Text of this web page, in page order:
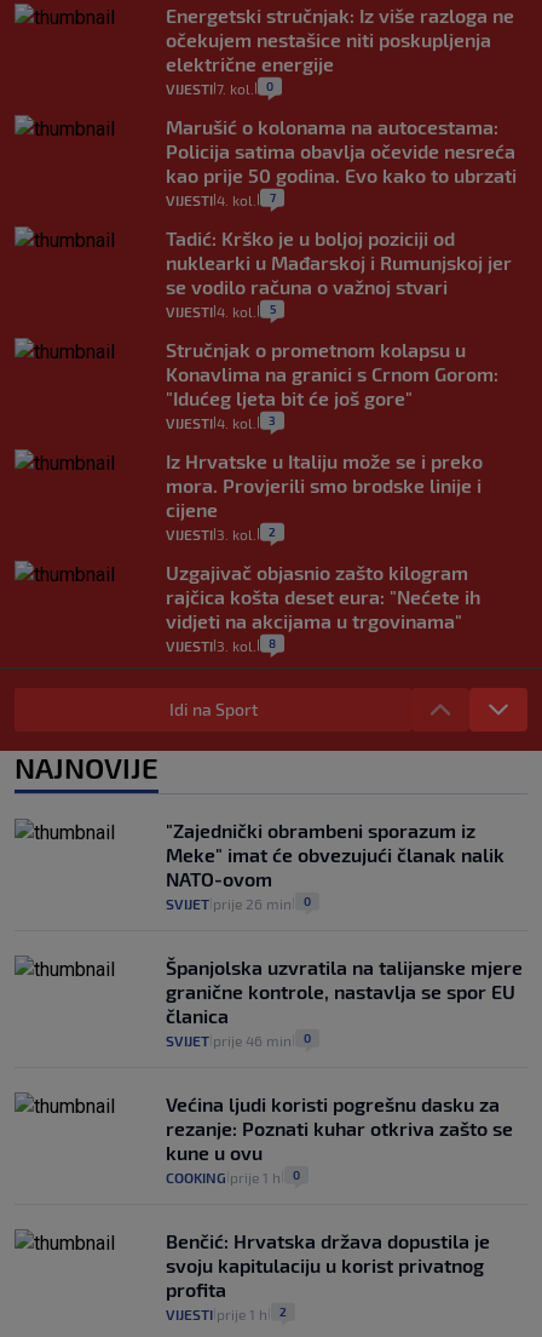
Energetski stručnjak: Iz više razloga ne
očekujem nestašice niti poskupljenja
električne energije
VIJESTI 7. kol. 0
Marušić o kolonama na autocestama:
Policija satima obavlja očevide nesreća
kao prije 50 godina. Evo kako to ubrzati
VIJESTI 4. kol. 7
Tadić: Krško je u boljoj poziciji od
nuklearki u Mađarskoj i Rumunjskoj jer
se vodilo računa o važnoj stvari
VIJESTI 4. kol. 5
Stručnjak o prometnom kolapsu u
Konavlima na granici s Crnom Gorom:
"Idućeg ljeta bit će još gore"
VIJESTI 4. kol. 3
Iz Hrvatske u Italiju može se i preko
mora. Provjerili smo brodske linije i
cijene
VIJESTI 3. kol. 2
Uzgajivač objasnio zašto kilogram
rajčica košta deset eura: "Nećete ih
vidjeti na akcijama u trgovinama"
VIJESTI 3. kol. 8
Selidba je jedno od stresnijih iskustava.
Evo aktualnih cijena i nekoliko savjeta
0
automobilom na Hvar iz Zagreba, a
koliko iz Osijeka
14
Idi na Sport
NAJNOVIJE
"Zajednički obrambeni sporazum iz
Meke" imat će obvezujući članak nalik
NATO-ovom
SVIJET prije 26 min 0
Španjolska uzvratila na talijanske mjere
granične kontrole, nastavlja se spor EU
članica
SVIJET prije 46 min 0
Većina ljudi koristi pogrešnu dasku za
rezanje: Poznati kuhar otkriva zašto se
kune u ovu
COOKING prije 1 h 0
Benčić: Hrvatska država dopustila je
svoju kapitulaciju u korist privatnog
profita
VIJESTI prije 1 h 2